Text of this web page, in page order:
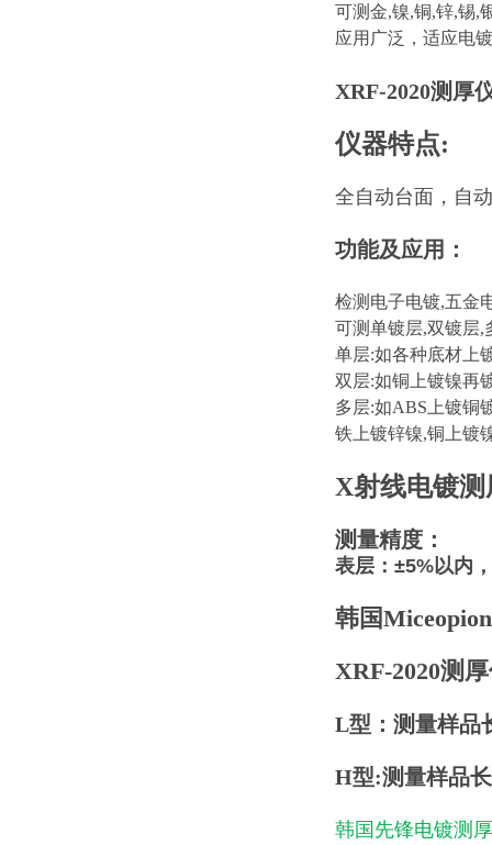
可测金,镍,铜,锌,锡,
应用广泛，适应电
XRF-2020测厚
仪器特点:
全自动台面，自
功能及应用：
检测电子电镀,五金
可测单镀层,双镀层,
单层:如各种底材上
双层:如铜上镀镍再
多层:如ABS上镀铜
铁上镀锌镍,铜上镀
X射线电镀
测量精度：
表层：±5%以内
韩国
XRF-2020测
L型：测量样品
H型:测量样品
韩国先锋电镀测